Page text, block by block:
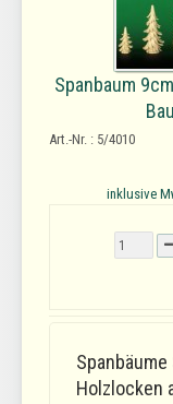
Spanbaum
Art.-Nr. : 5/4010
inklusive
Holzlocken